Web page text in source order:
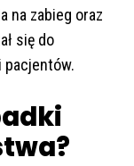
na zabieg oraz
się do
pacjentów.